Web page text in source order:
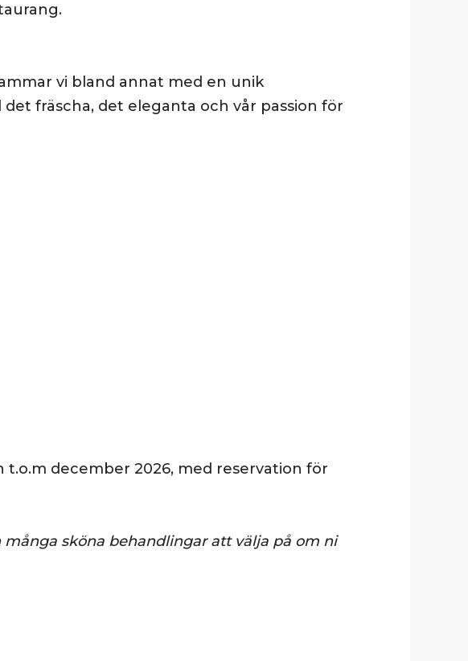
vi bland annat med en unik
fräscha, det eleganta och vår passion för
t.o.m december 2026, med reservation för
många sköna behandlingar att välja på om ni